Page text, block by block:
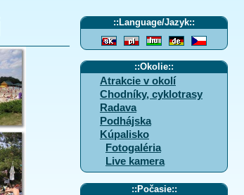
:: Language/Jazyk::
::Okolie::
Atrakcie v okolí
Chodníky, cyklotrasy
Radava
Podhájska
Kúpalisko
Fotogaléria
Live kamera
:: Počasie::